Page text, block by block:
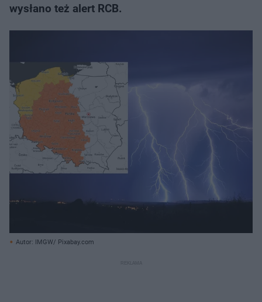
wysłano też alert RCB.
Autor: IMGW/ Pixabay.com